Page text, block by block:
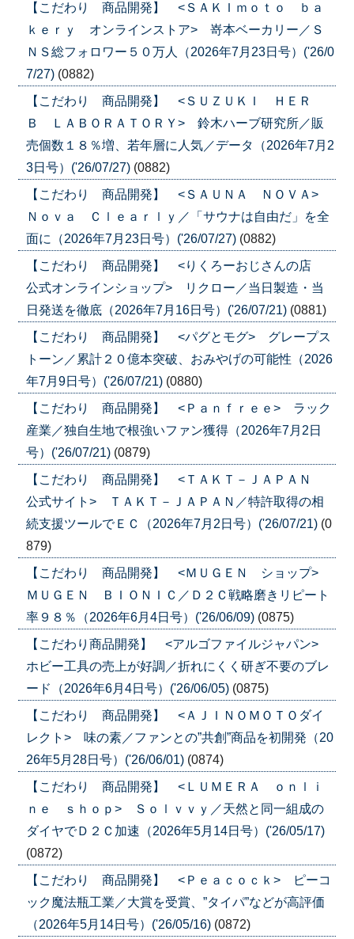
【こだわり 商品開発】 <ＳＡＫＩｍｏｔｏ ｂａ
ｋｅｒｙ オンラインストア> 嵜本ベーカリー／Ｓ
ＮＳ総フォロワー５０万人（2026年7月23日号）('26/0
7/27) (0882)
【こだわり 商品開発】 <ＳＵＺＵＫＩ ＨＥＲ
Ｂ ＬＡＢＯＲＡＴＯＲＹ> 鈴木ハーブ研究所／販
売個数１８％増、若年層に人気／データ（2026年7月2
3日号）('26/07/27) (0882)
【こだわり 商品開発】 <ＳＡＵＮＡ ＮＯＶＡ>
Ｎｏｖａ Ｃｌｅａｒｌｙ／「サウナは自由だ」を全
面に（2026年7月23日号）('26/07/27) (0882)
【こだわり 商品開発】 <りくろーおじさんの店
公式オンラインショップ> リクロー／当日製造・当
日発送を徹底（2026年7月16日号）('26/07/21) (0881)
【こだわり 商品開発】 <パグとモグ> グレープス
トーン／累計２０億本突破、おみやげの可能性（2026
年7月9日号）('26/07/21) (0880)
【こだわり 商品開発】 <Ｐａｎｆｒｅｅ> ラック
産業／独自生地で根強いファン獲得（2026年7月2日
号）('26/07/21) (0879)
【こだわり 商品開発】 <ＴＡＫＴ－ＪＡＰＡＮ
公式サイト> ＴＡＫＴ－ＪＡＰＡＮ／特許取得の相
続支援ツールでＥＣ（2026年7月2日号）('26/07/21) (0
879)
【こだわり 商品開発】 <ＭＵＧＥＮ ショップ>
ＭＵＧＥＮ ＢＩＯＮＩＣ／Ｄ２Ｃ戦略磨きリピート
率９８％（2026年6月4日号）('26/06/09) (0875)
【こだわり商品開発】 <アルゴファイルジャパン>
ホビー工具の売上が好調／折れにくく研ぎ不要のブレ
ード（2026年6月4日号）('26/06/05) (0875)
【こだわり 商品開発】 <ＡＪＩＮＯＭＯＴＯダイ
レクト> 味の素／ファンとの”共創”商品を初開発（20
26年5月28日号）('26/06/01) (0874)
【こだわり 商品開発】 <ＬＵＭＥＲＡ ｏｎｌｉ
ｎｅ ｓｈｏｐ> Ｓｏｌｖｖｙ／天然と同一組成の
ダイヤでＤ２Ｃ加速（2026年5月14日号）('26/05/17)
(0872)
【こだわり 商品開発】 <Ｐｅａｃｏｃｋ> ピーコ
ック魔法瓶工業／大賞を受賞、”タイパ”などが高評価
（2026年5月14日号）('26/05/16) (0872)